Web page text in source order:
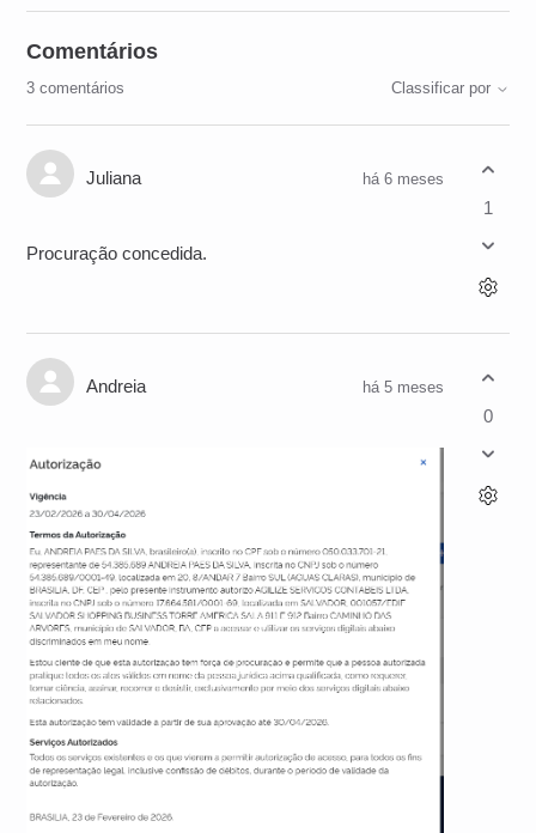
Comentários
3 comentários Classificar por
Juliana há 6 meses
Procuração concedida.
1
Andreia há 5 meses
0